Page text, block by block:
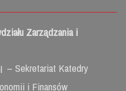
Zarządzania i
– Sekretariat Katedry
i Finansów